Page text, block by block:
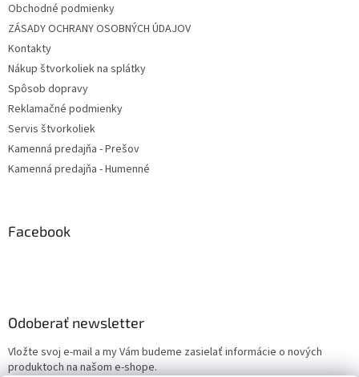
Obchodné podmienky
ZÁSADY OCHRANY OSOBNÝCH ÚDAJOV
Kontakty
Nákup štvorkoliek na splátky
Spôsob dopravy
Reklamačné podmienky
Servis štvorkoliek
Kamenná predajňa - Prešov
Kamenná predajňa - Humenné
Facebook
Odoberať newsletter
Vložte svoj e-mail a my Vám budeme zasielať informácie o nových
produktoch na našom e-shope.